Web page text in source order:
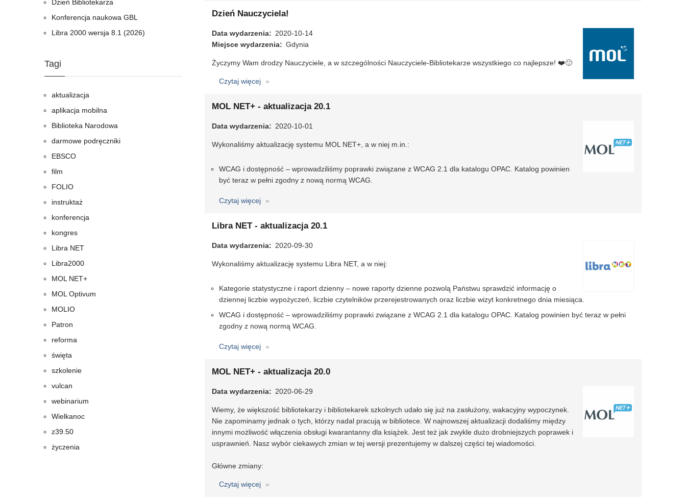
świąteczne
Dzień Nauczyciela!
Data wydarzenia
2020-10-14
Miejsce wydarzenia
Gdynia
Życzymy Wam drodzy Nauczyciele, a w szczególności Nauczyciele-Bibliotekarze wszystkiego co najlepsze! ❤️🙂
Czytaj więcej
o
Nauczyciela!
MOL NET+ - aktualizacja 20.1
Data wydarzenia 2020-10-01
Wykonaliśmy aktualizację systemu MOL NET+, a w niej m.in.:
WCAG i dostępność – wprowadziliśmy poprawki związane z WCAG 2.1 dla katalogu OPAC. Katalog powinien
być teraz w pełni zgodny z nową normą WCAG.
Czytaj więcej
o
NET+
aktualizacja
Libra NET - aktualizacja 20.1
Data wydarzenia 2020-09-30
Wykonaliśmy aktualizację systemu Libra NET, a w niej:
Kategorie statystyczne i raport dzienny – nowe raporty dzienne pozwolą Państwu sprawdzić informację o
dziennej liczbie wypożyczeń, liczbie czytelników przerejestrowanych oraz liczbie wizyt konkretnego dnia miesiąca.
WCAG i dostępność – wprowadziliśmy poprawki związane z WCAG 2.1 dla katalogu OPAC. Katalog powinien być teraz w pełni
zgodny z nową normą WCAG.
Czytaj więcej
o
NET
aktualizacja
MOL NET+ - aktualizacja 20.0
Data wydarzenia 2020-06-29
Wiemy, że większość bibliotekarzy i bibliotekarek szkolnych udało się już na zasłużony, wakacyjny wypoczynek.
Nie zapominamy jednak o tych, którzy nadal pracują w bibliotece. W najnowszej aktualizacji dodaliśmy między
innymi możliwość włączenia obsługi kwarantanny dla książek. Jest też jak zwykle dużo drobniejszych poprawek i
usprawnień. Nasz wybór ciekawych zmian w tej wersji prezentujemy w dalszej części tej wiadomości.
Główne zmiany:
Czytaj więcej
o
Dzień Bibliotekarza
Konferencja naukowa GBL
Libra 2000 wersja 8.1 (2026)
Tagi
aktualizacja
aplikacja mobilna
Biblioteka Narodowa
darmowe podręczniki
EBSCO
film
FOLIO
instruktaż
konferencja
kongres
Libra NET
Libra2000
MOL NET+
MOL Optivum
MOLIO
Patron
reforma
święta
szkolenie
vulcan
webinarium
Wielkanoc
z39.50
życzenia